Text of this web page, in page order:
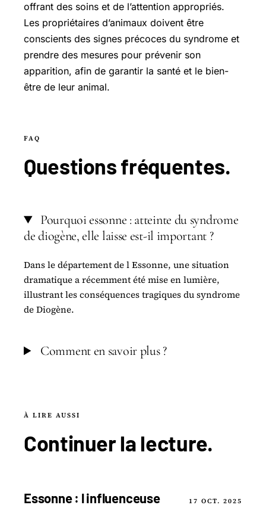
offrant des soins et de l’attention appropriés.
Les propriétaires d’animaux doivent être
conscients des signes précoces du syndrome et
prendre des mesures pour prévenir son
apparition, afin de garantir la santé et le bien-
être de leur animal.
FAQ
Questionsfréquentes.
Pourquoi essonne : atteinte du syndrome
de diogène, elle laisse est-il important ?
Dans le département de l Essonne, une situation
dramatique a récemment été mise en lumière,
illustrant les conséquences tragiques du syndrome
de Diogène.
Comment en savoir plus ?
À LIRE AUSSI
Continuer lalecture.
Essonne : l influenceuse 17 OCT. 2025